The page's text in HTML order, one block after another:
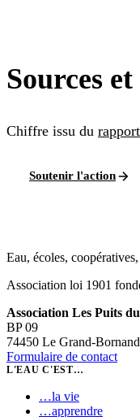
Sources
Chiffre issu du
Soutenir l'action
Eau, écoles,
Association loi 1901
Association Les Puits
BP 09
74450 Le Grand-Bornand
Formulaire de contact
L'EAU C'EST…
…la vie
…apprendre